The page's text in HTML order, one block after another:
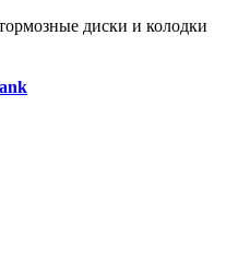
диски и колодки